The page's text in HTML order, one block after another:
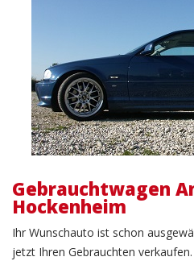
Gebrauchtwagen
Hockenheim
Ihr Wunschauto ist schon
jetzt Ihren Gebrauchten